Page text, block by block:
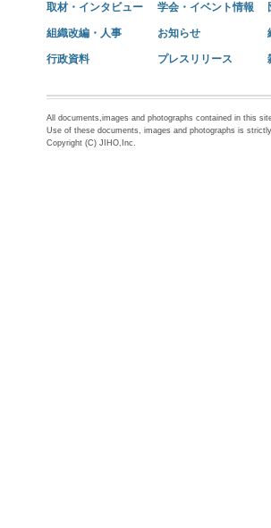
取材・インタビュー 学会・イベント情報
組織改編・人事 お知らせ
行政資料 プレスリリース
All documents,images and photographs contained in this
Use of these documents, images and photographs is
Copyright (C) JIHO,Inc.